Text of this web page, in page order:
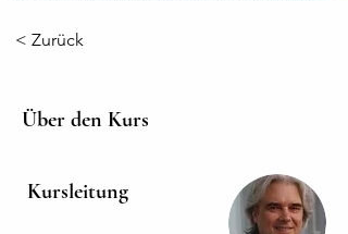
< Zurück
Über den Kurs
Kursleitung